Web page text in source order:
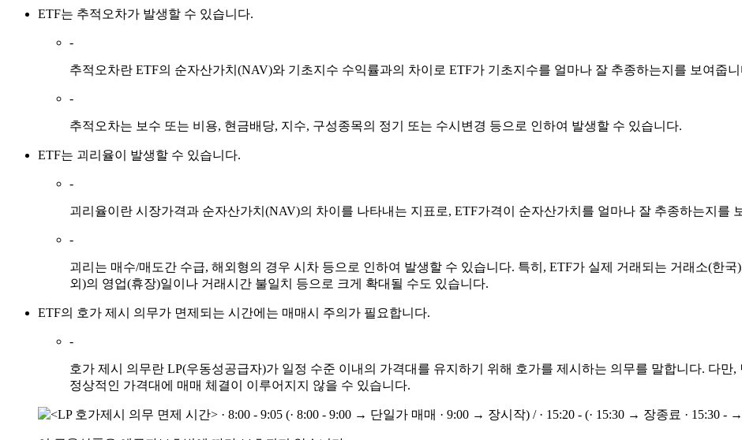
ETF는 추적오차가 발생할 수 있습니다.
-
추적오차란 ETF의 순자산가치(NAV)와 기초지수 수익률과의 차이로 ETF가 기초지수를 얼마나 잘 추종하는지를 보여줍니
-
추적오차는 보수 또는 비용, 현금배당, 지수, 구성종목의 정기 또는 수시변경 등으로 인하여 발생할 수 있습니다.
ETF는 괴리율이 발생할 수 있습니다.
-
괴리율이란 시장가격과 순자산가치(NAV)의 차이를 나타내는 지표로, ETF가격이 순자산가치를 얼마나 잘 추종하는지를
-
괴리는 매수/매도간 수급, 해외형의 경우 시차 등으로 인하여 발생할 수 있습니다. 특히, ETF가 실제 거래되는 거래소(한
외)의 영업(휴장)일이나 거래시간 불일치 등으로 크게 확대될 수도 있습니다.
ETF의 호가 제시 의무가 면제되는 시간에는 매매시 주의가 필요합니다.
-
호가 제시 의무란 LP(우동성공급자)가 일정 수준 이내의 가격대를 유지하기 위해 호가를 제시하는 의무를 말합니다. 다만
정상적인 가격대에 매매 체결이 이루어지지 않을 수 있습니다.